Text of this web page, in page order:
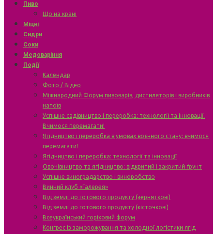
Пиво
Що на крані
Міцні
Сидри
Соки
Медоваріння
Події
Календар
Фото / Відео
Міжнародний Форум пивоварів, дистиляторів і виробників
напоїв
Успішне садівництво і переробка: технології та інновації.
Вчимося перемагати!
Ягідництво і переробка в умовах воєнного стану: вчимося
перемагати!
Ягідництво і переробка: технології та інновації
Овочівництво та ягідництво: відкритий і закритий ґрунт
Успішне виноградарство і виноробство
Винний клуб «Галерея»
Від землі до готового продукту (зерняткові)
Від землі до готового продукту (кісточкові)
Всеукраїнський горіховий форум
Конгрес із заморожування та холодної логістики ягід